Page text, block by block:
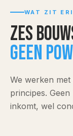
WAT ZIT
Zes
Geen
We werken
principes.
inkomt, wel